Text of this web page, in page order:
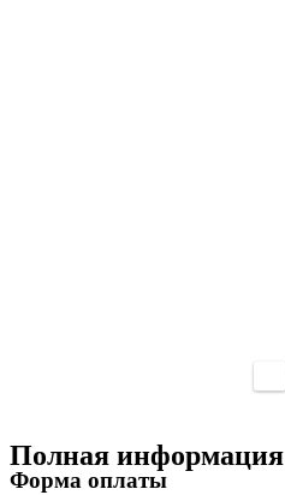
Полная информация
Форма оплаты